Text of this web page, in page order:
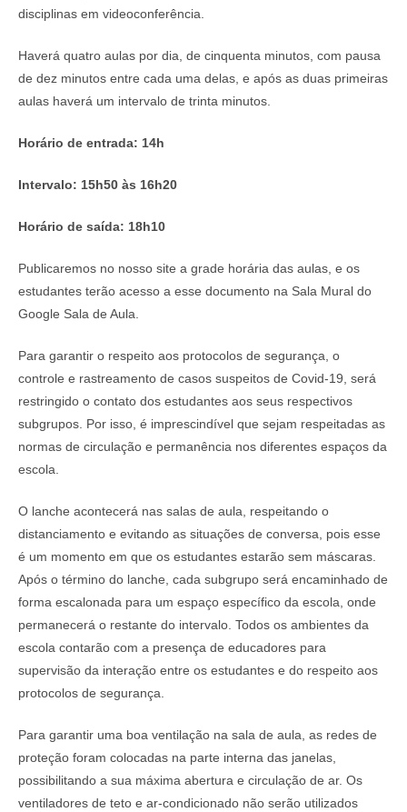
disciplinas em videoconferência.
Haverá quatro aulas por dia, de cinquenta minutos, com pausa
de dez minutos entre cada uma delas, e após as duas primeiras
aulas haverá um intervalo de trinta minutos.
Horário de entrada: 14h
Intervalo: 15h50 às 16h20
Horário de saída: 18h10
Publicaremos no nosso site a grade horária das aulas, e os
estudantes terão acesso a esse documento na Sala Mural do
Google Sala de Aula.
Para garantir o respeito aos protocolos de segurança, o
controle e rastreamento de casos suspeitos de Covid-19, será
restringido o contato dos estudantes aos seus respectivos
subgrupos. Por isso, é imprescindível que sejam respeitadas as
normas de circulação e permanência nos diferentes espaços da
escola.
O lanche acontecerá nas salas de aula, respeitando o
distanciamento e evitando as situações de conversa, pois esse
é um momento em que os estudantes estarão sem máscaras.
Após o término do lanche, cada subgrupo será encaminhado de
forma escalonada para um espaço específico da escola, onde
permanecerá o restante do intervalo. Todos os ambientes da
escola contarão com a presença de educadores para
supervisão da interação entre os estudantes e do respeito aos
protocolos de segurança.
Para garantir uma boa ventilação na sala de aula, as redes de
proteção foram colocadas na parte interna das janelas,
possibilitando a sua máxima abertura e circulação de ar. Os
ventiladores de teto e ar-condicionado não serão utilizados